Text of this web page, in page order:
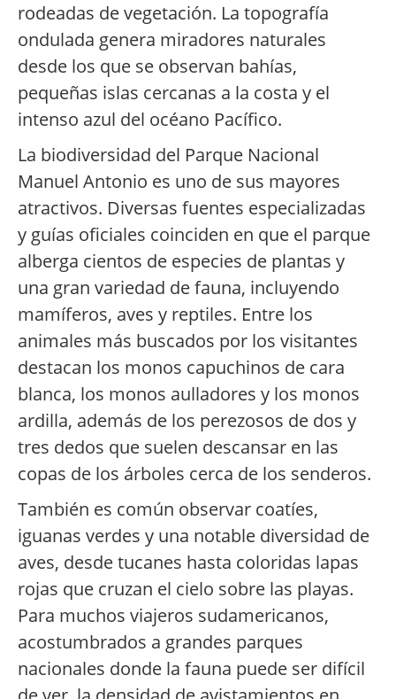
rodeadas de vegetación. La topografía
ondulada genera miradores naturales
desde los que se observan bahías,
pequeñas islas cercanas a la costa y el
intenso azul del océano Pacífico.
La biodiversidad del Parque Nacional
Manuel Antonio es uno de sus mayores
atractivos. Diversas fuentes especializadas
y guías oficiales coinciden en que el parque
alberga cientos de especies de plantas y
una gran variedad de fauna, incluyendo
mamíferos, aves y reptiles. Entre los
animales más buscados por los visitantes
destacan los monos capuchinos de cara
blanca, los monos aulladores y los monos
ardilla, además de los perezosos de dos y
tres dedos que suelen descansar en las
copas de los árboles cerca de los senderos.
También es común observar coatíes,
iguanas verdes y una notable diversidad de
aves, desde tucanes hasta coloridas lapas
rojas que cruzan el cielo sobre las playas.
Para muchos viajeros sudamericanos,
acostumbrados a grandes parques
nacionales donde la fauna puede ser difícil